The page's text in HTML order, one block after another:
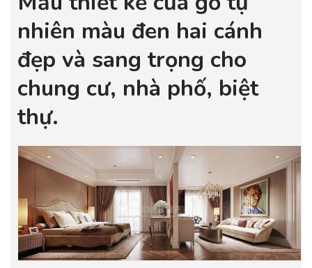
nhiên màu đen hai cánh
đẹp và sang trọng cho
chung cư, nhà phố, biệt
thự.